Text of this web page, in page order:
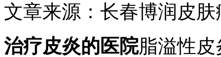
文章来源：长春博润皮肤
治疗皮炎的医院脂溢性